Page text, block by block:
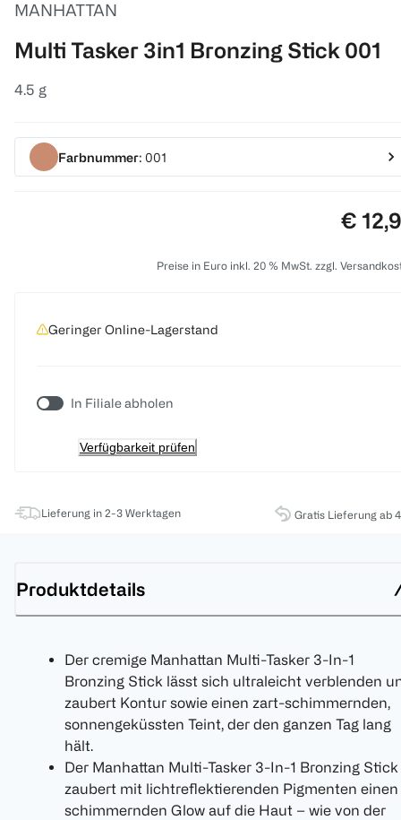
MANHATTAN
Multi Tasker 3in1 Bronzing Stick 001
4.5 g
Farbnummer: 001
Preis:
€
Preise in Euro inkl. 20 % MwSt. zzgl.
Geringer Online-Lagerstand
In Filiale abholen
Verfügbarkeit prüfen
Lieferung in 2-3 Werktagen Gratis Lieferung ab
Produktdetails
Der cremige Manhattan Multi-Tasker 3-In-1
Bronzing Stick lässt sich ultraleicht verblenden
zaubert Kontur sowie einen zart-schimmernden,
sonnengeküssten Teint, der den ganzen Tag lang
hält.
Der Manhattan Multi-Tasker 3-In-1 Bronzing Stick
zaubert mit lichtreflektierenden Pigmenten einen
schimmernden Glow auf die Haut – wie von der